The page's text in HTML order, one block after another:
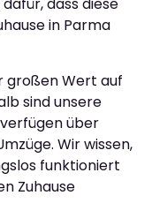
dass diese
in Parma
großen Wert auf
sind unsere
über
Wir wissen,
funktioniert
Zuhause